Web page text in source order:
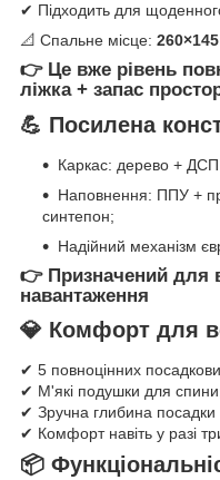
✔ Підходить для
📐 Спальне місце:
👉 Це вже рівень
ліжка + запас
💪 Посилена
Каркас: дерево +
Наповнення: ППУ +
синтепон;
Надійний механізм
👉 Призначений для
навантаження
💎 Комфорт для
✔ 5 повноцінних
✔ М'які подушки для
✔ Зручна глибина посадки
✔ Комфорт навіть у разі
📦